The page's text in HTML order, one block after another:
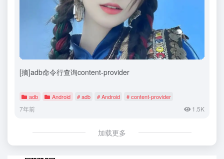
[摘]adb命令行查询content-provider
adb Android # adb # Android # content-provider
7年前 1.5K
加载更多